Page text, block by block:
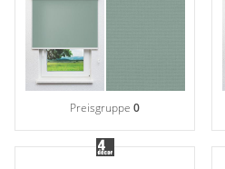
Preisgruppe0